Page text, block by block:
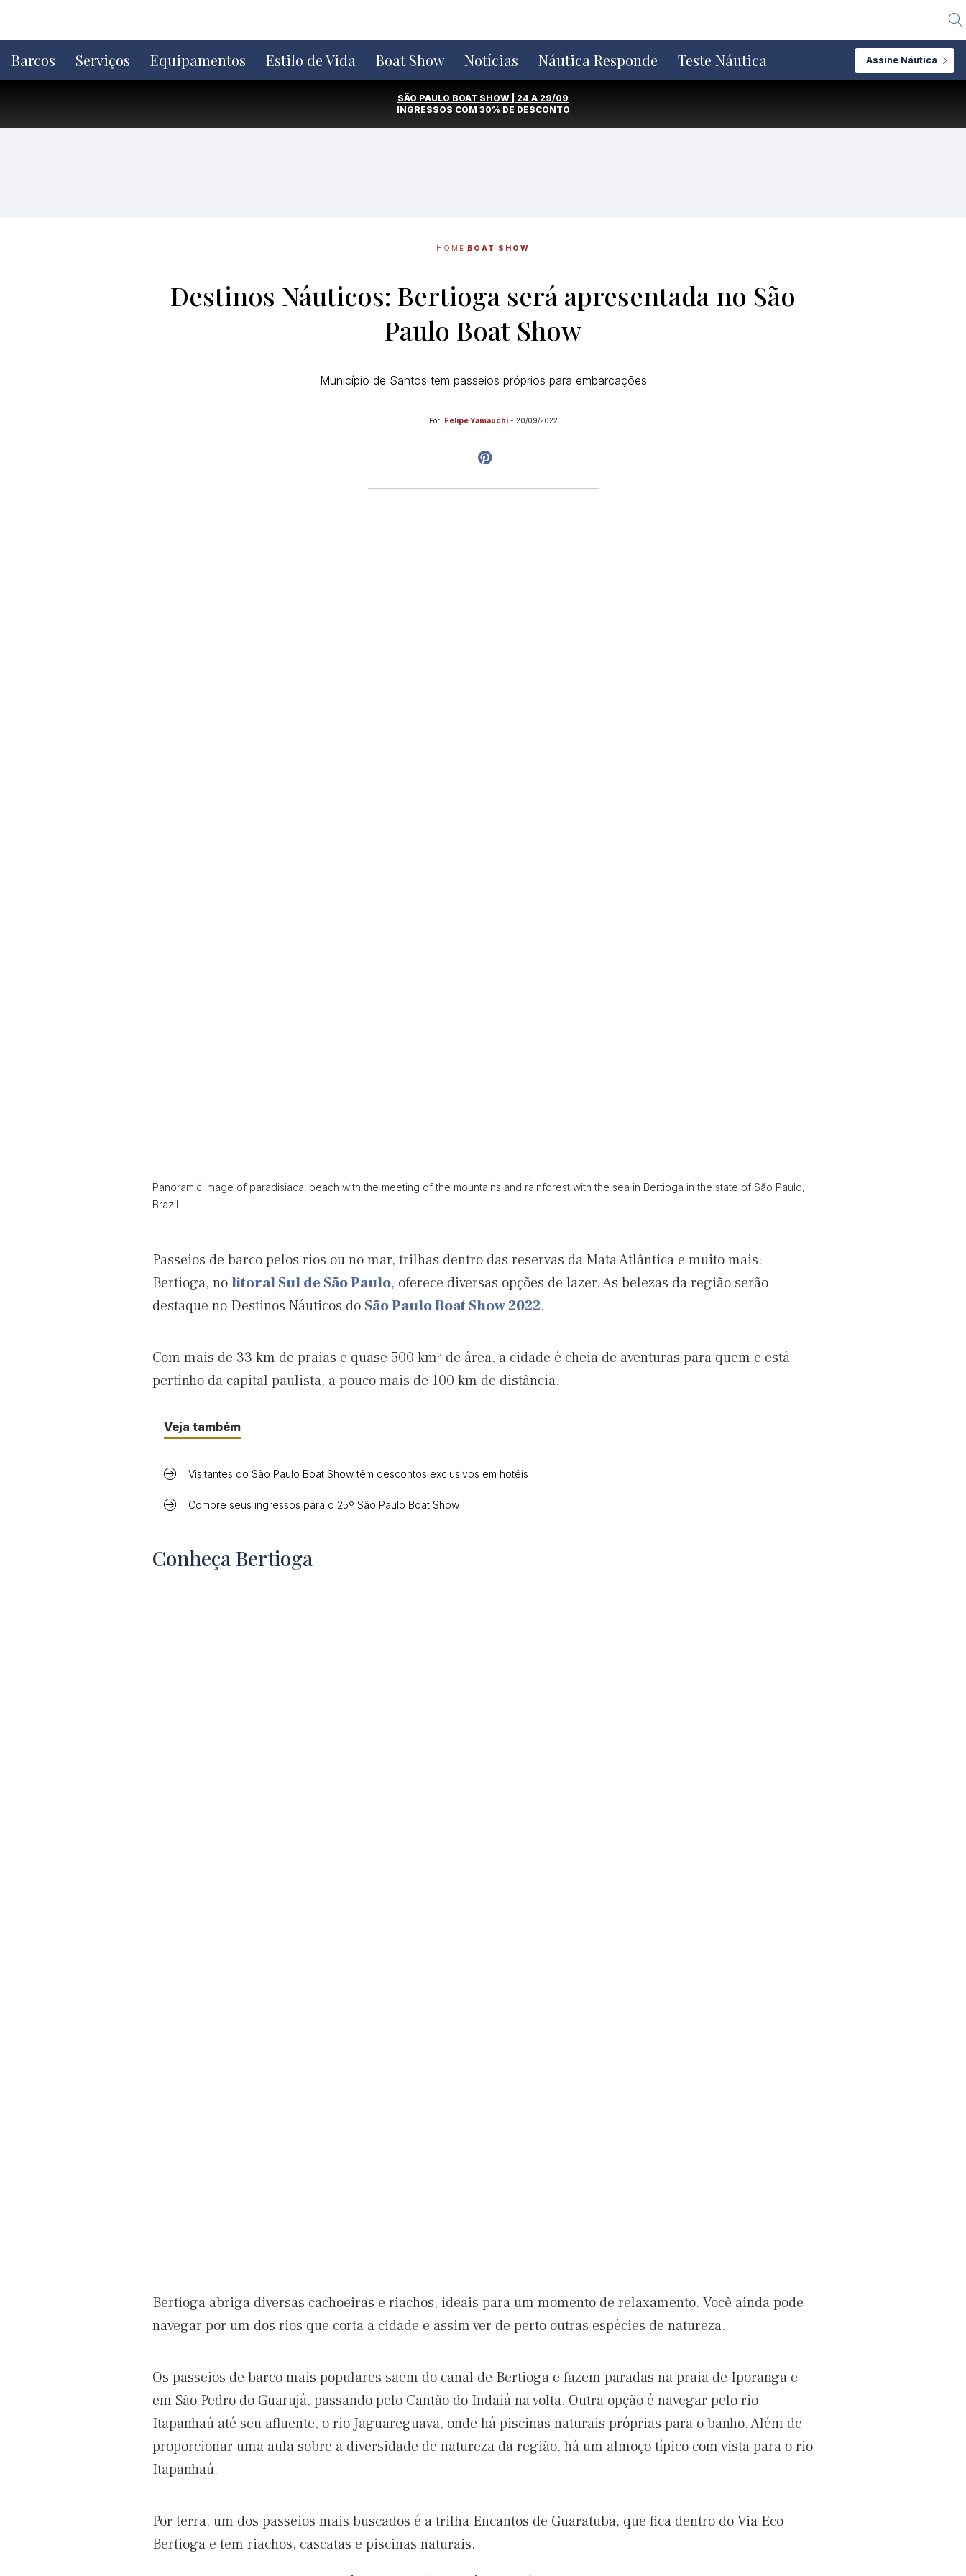
o
conteúdo
Barcos Serviços Equipamentos Estilo de Vida Boat Show Notícias Náutica Responde Teste Náutica Assine Náutica
SÃO PAULO BOAT SHOW | 24 A 29/09
INGRESSOS COM 30% DE DESCONTO
HOME BOAT SHOW
Destinos Náuticos: Bertioga será apresentada no São
Paulo Boat Show
Município de Santos tem passeios próprios para embarcações
Por: Felipe Yamauchi - 20/09/2022
Panoramic image of paradisiacal beach with the meeting of the mountains and rainforest with the sea in Bertioga in the state of São Paulo,
Brazil
Passeios de barco pelos rios ou no mar, trilhas dentro das reservas da Mata Atlântica e muito mais:
Bertioga, nolitoral Sul de São Paulo, oferece diversas opções de lazer. As belezas da região serão
destaque no Destinos Náuticos do São Paulo Boat Show 2022.
Com mais de 33 km de praias e quase 500 km² de área, a cidade é cheia de aventuras para quem e está
pertinho da capital paulista, a pouco mais de 100 km de distância.
Veja também
Visitantes do São Paulo Boat Show têm descontos exclusivos em hotéis
Compre seus ingressos para o 25º São Paulo Boat Show
Conheça Bertioga
Bertioga abriga diversas cachoeiras e riachos, ideais para um momento de relaxamento. Você ainda pode
navegar por um dos rios que corta a cidade e assim ver de perto outras espécies de natureza.
Os passeios de barco mais populares saem do canal de Bertioga e fazem paradas na praia de Iporanga e
em São Pedro do Guarujá, passando pelo Cantão do Indaiá na volta. Outra opção é navegar pelo rio
Itapanhaú até seu afluente, o rio Jaguareguava, onde há piscinas naturais próprias para o banho. Além de
proporcionar uma aula sobre a diversidade de natureza da região, há um almoço típico com vista para o rio
Itapanhaú.
Por terra, um dos passeios mais buscados é a trilha Encantos de Guaratuba, que fica dentro do Via Eco
Bertioga e tem riachos, cascatas e piscinas naturais.